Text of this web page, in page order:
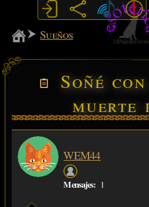
MiSabueso
Sueños
Soñé
muerte
WEM44
Mensajes: 1